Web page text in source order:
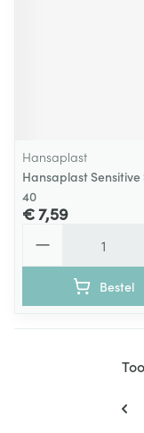
Hansaplast
Hansaplast Sensitive
40
€ 7,59
Bestel